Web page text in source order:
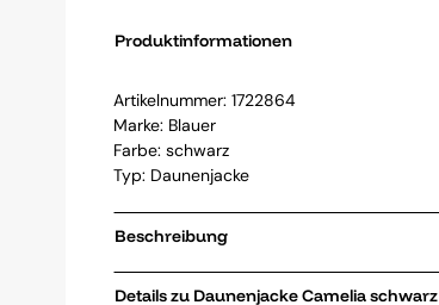
Produktinformationen
Artikelnummer: 1722864
Marke: Blauer
Farbe: schwarz
Typ: Daunenjacke
Beschreibung
Details zu Daunenjacke Camelia schwarz